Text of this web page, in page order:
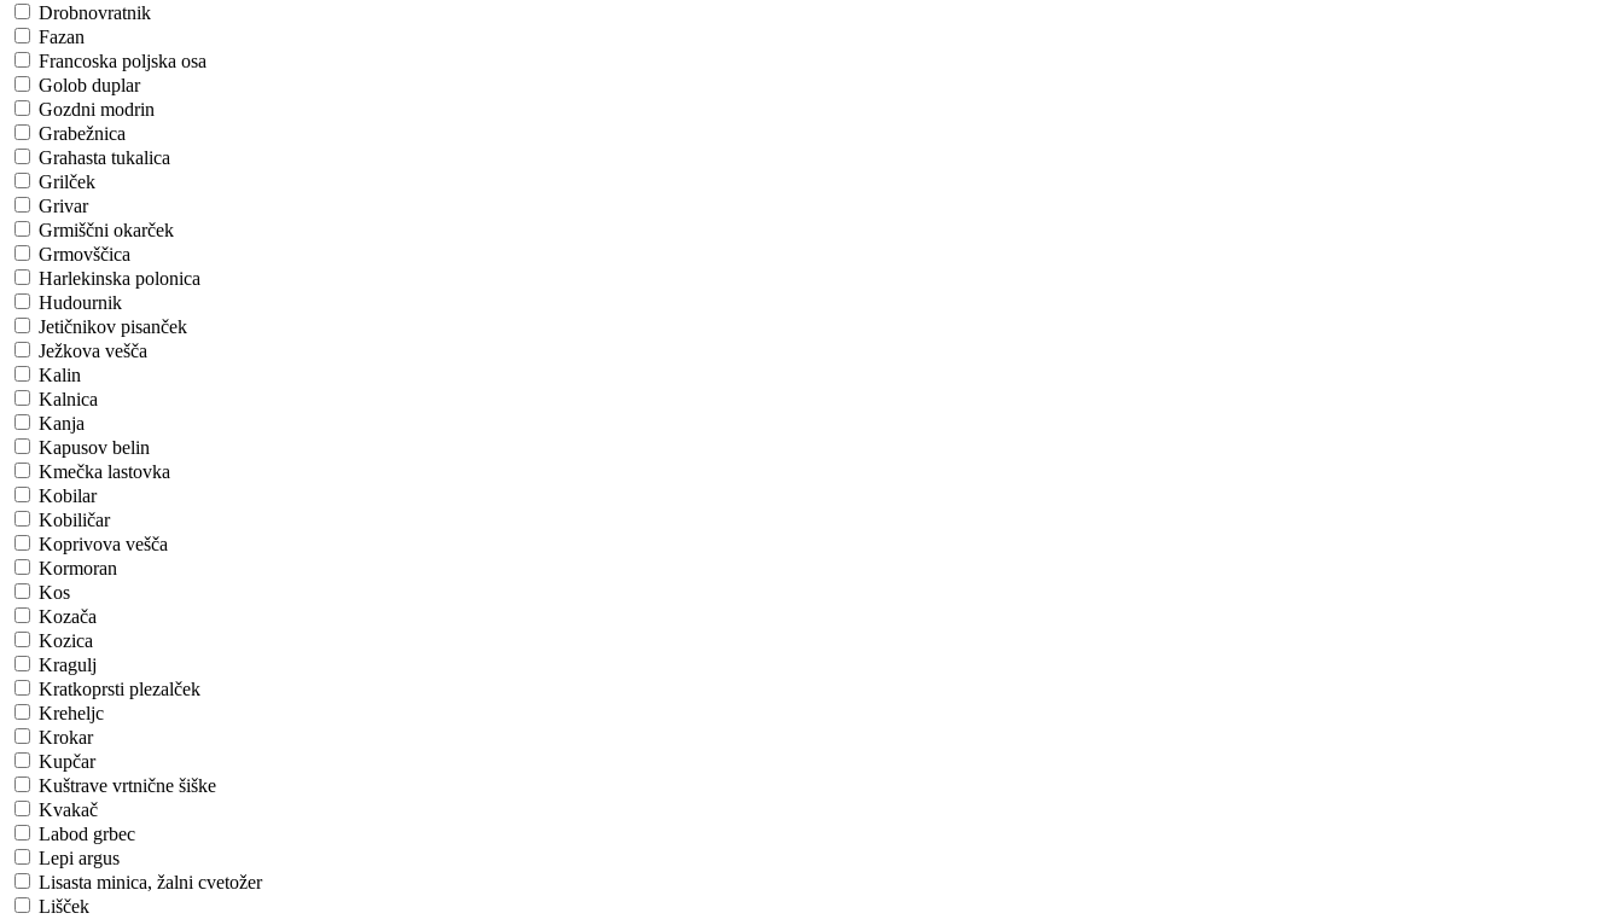
Drobnovratnik
Fazan
Francoska poljska osa
Golob duplar
Gozdni modrin
Grabežnica
Grahasta tukalica
Grilček
Grivar
Grmiščni okarček
Grmovščica
Harlekinska polonica
Hudournik
Jetičnikov pisanček
Ježkova vešča
Kalin
Kalnica
Kanja
Kapusov belin
Kmečka lastovka
Kobilar
Kobiličar
Koprivova vešča
Kormoran
Kos
Kozača
Kozica
Kragulj
Kratkoprsti plezalček
Kreheljc
Krokar
Kupčar
Kuštrave vrtnične šiške
Kvakač
Labod grbec
Lepi argus
Lisasta minica, žalni cvetožer
Lišček